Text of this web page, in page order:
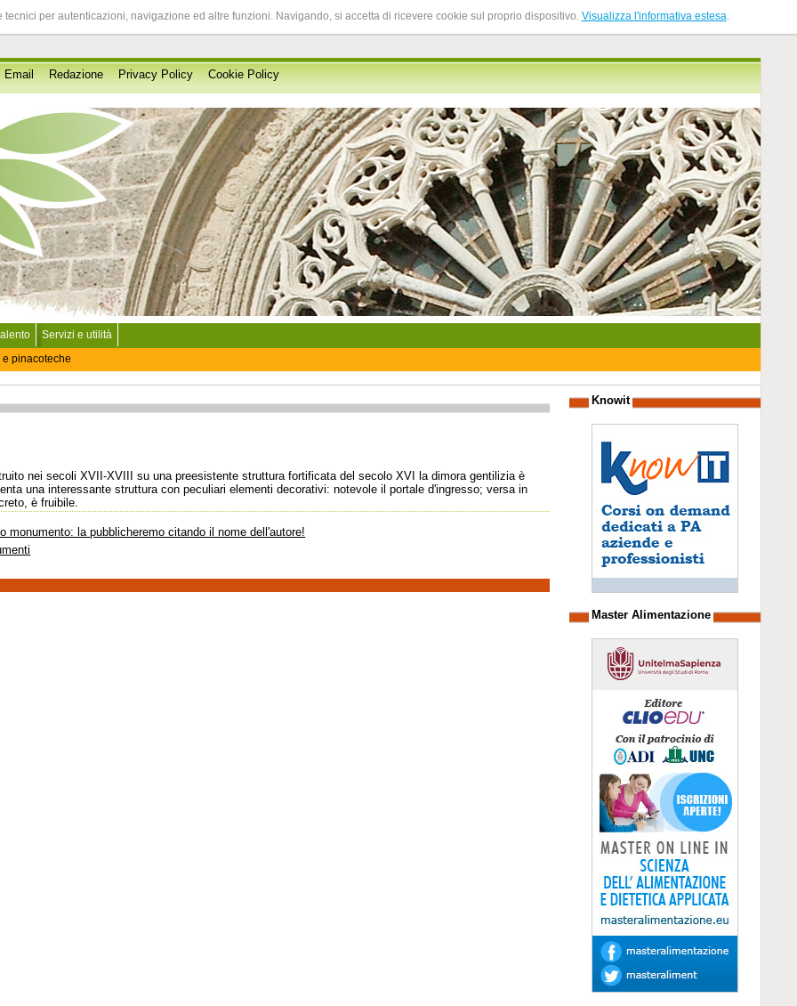
per autenticazioni, navigazione ed altre funzioni. Navigando, si accetta di ricevere cookie sul proprio dispositivo. Visualizza l'informativa estesa.
Email Redazione Privacy Policy Cookie Policy
e pinacoteche
Servizi e utilità
nei secoli XVII-XVIII su una preesistente struttura fortificata del secolo XVI la dimora gentilizia è
una interessante struttura con peculiari elementi decorativi: notevole il portale d'ingresso; versa in
è fruibile.
monumento: la pubblicheremo citando il nome dell'autore!
Knowit
Master Alimentazione